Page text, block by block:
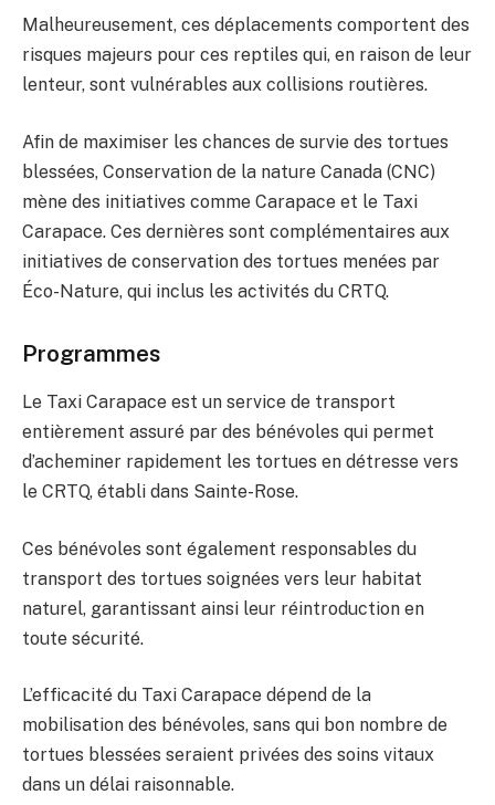
Malheureusement, ces déplacements comportent des
risques majeurs pour ces reptiles qui, en raison de leur
lenteur, sont vulnérables aux collisions routières.
Afin de maximiser les chances de survie des tortues
blessées, Conservation de la nature Canada (CNC)
mène des initiatives comme Carapace et le Taxi
Carapace. Ces dernières sont complémentaires aux
initiatives de conservation des tortues menées par
Éco-Nature, qui inclus les activités du CRTQ.
Programmes
Le Taxi Carapace est un service de transport
entièrement assuré par des bénévoles qui permet
d’acheminer rapidement les tortues en détresse vers
le CRTQ, établi dans Sainte-Rose.
Ces bénévoles sont également responsables du
transport des tortues soignées vers leur habitat
naturel, garantissant ainsi leur réintroduction en
toute sécurité.
L’efficacité du Taxi Carapace dépend de la
mobilisation des bénévoles, sans qui bon nombre de
tortues blessées seraient privées des soins vitaux
dans un délai raisonnable.